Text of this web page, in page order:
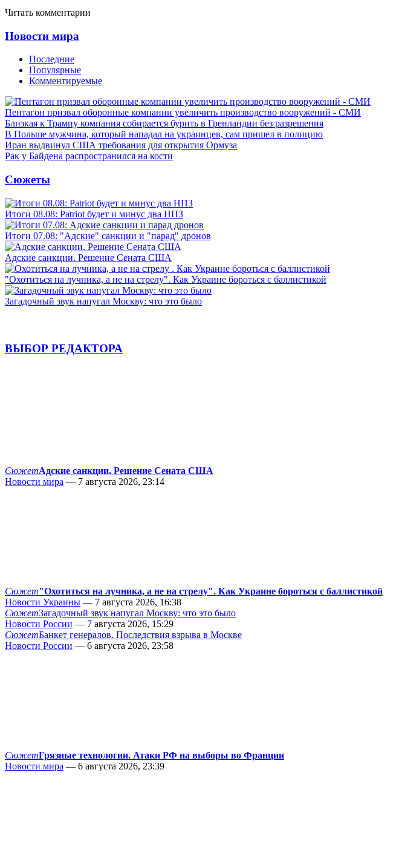
Читать комментарии
Новости мира
Последние
Популярные
Комментируемые
Пентагон призвал оборонные компании увеличить производство вооружений - СМИ
Близкая к Трампу компания собирается бурить в Гренландии без разрешения
В Польше мужчина, который нападал на украинцев, сам пришел в полицию
Иран выдвинул США требования для открытия Ормуза
Рак у Байдена распространился на кости
Сюжеты
Итоги 08.08: Patriot будет и минус два НПЗ
Итоги 07.08: "Адские" санкции и "парад" дронов
Адские санкции. Решение Сената США
"Охотиться на лучника, а не на стрелу". Как Украине бороться с баллистикой
Загадочный звук напугал Москву: что это было
ВЫБОР РЕДАКТОРА
СюжетАдские санкции. Решение Сената США
Новости мира — 7 августа 2026, 23:14
Сюжет"Охотиться на лучника, а не на стрелу". Как Украине бороться с баллистикой
Новости Украины — 7 августа 2026, 16:38
СюжетЗагадочный звук напугал Москву: что это было
Новости России — 7 августа 2026, 15:29
СюжетБанкет генералов. Последствия взрыва в Москве
Новости России — 6 августа 2026, 23:58
СюжетГрязные технологии. Атаки РФ на выборы во Франции
Новости мира — 6 августа 2026, 23:39